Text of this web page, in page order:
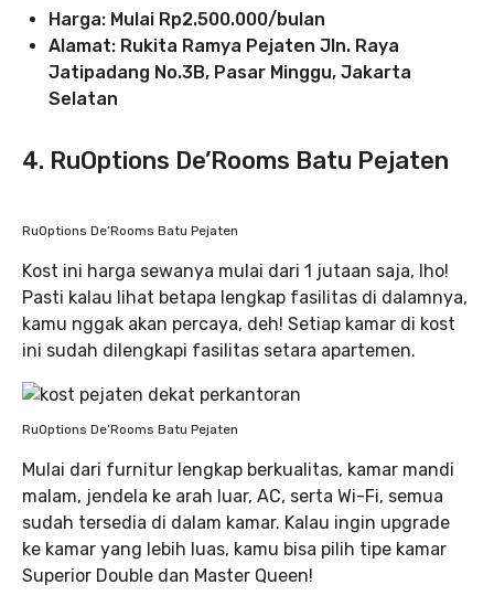
Harga: Mulai Rp2.500.000/bulan
Alamat: Rukita Ramya Pejaten Jln. Raya
Jatipadang No.3B, Pasar Minggu, Jakarta
Selatan
4. RuOptions De’Rooms Batu Pejaten
RuOptions De’Rooms Batu Pejaten
Kost ini harga sewanya mulai dari 1 jutaan saja, lho!
Pasti kalau lihat betapa lengkap fasilitas di dalamnya,
kamu nggak akan percaya, deh! Setiap kamar di kost
ini sudah dilengkapi fasilitas setara apartemen.
RuOptions De’Rooms Batu Pejaten
Mulai dari furnitur lengkap berkualitas, kamar mandi
malam, jendela ke arah luar, AC, serta Wi-Fi, semua
sudah tersedia di dalam kamar. Kalau ingin upgrade
ke kamar yang lebih luas, kamu bisa pilih tipe kamar
Superior Double dan Master Queen!